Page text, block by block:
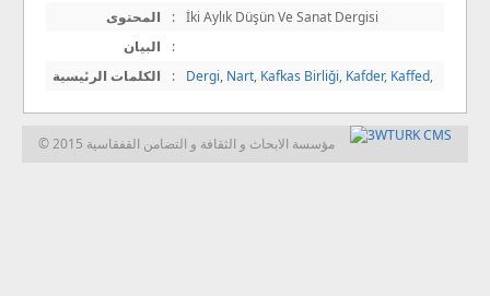
المحتوى
: İki Aylık Düşün Ve Sanat Dergisi
البيان
:
الكلمات الرئيسية
: Dergi, Nart, Kafkas Birliği, Kafder, Kaffed,
© 2015 مؤسسة الابحاث و الثقافة و التضامن القفقاسية